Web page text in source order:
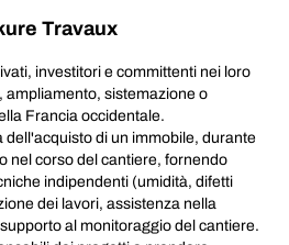
Travaux
investitori e committenti nei loro
ampliamento, sistemazione o
Francia occidentale.
dell'acquisto di un immobile, durante
nel corso del cantiere, fornendo
indipendenti (umidità, difetti
dei lavori, assistenza nella
al monitoraggio del cantiere.